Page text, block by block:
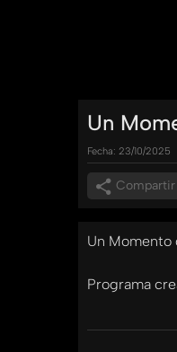
Un
Fecha: 23/10/2025
Compartir
Un Momento
Programa
El Ptr.